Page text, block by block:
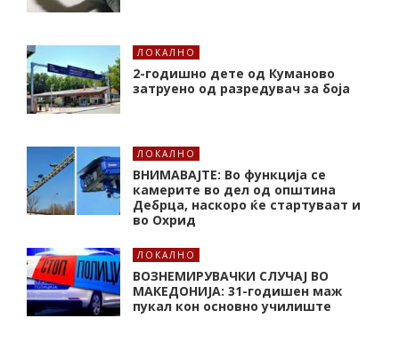
ЛОКАЛНО
2-годишно дете од Куманово
затруено од разредувач за боја
ЛОКАЛНО
ВНИМАВАЈТЕ: Во функција се
камерите во дел од општина
Дебрца, наскоро ќе стартуваат и
во Охрид
ЛОКАЛНО
ВОЗНЕМИРУВАЧКИ СЛУЧАЈ ВО
МАКЕДОНИЈА: 31-годишен маж
пукал кон основнo училиште